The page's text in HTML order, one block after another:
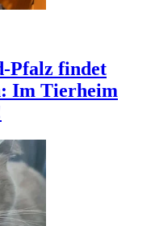
Pfalz findet
Im Tierheim